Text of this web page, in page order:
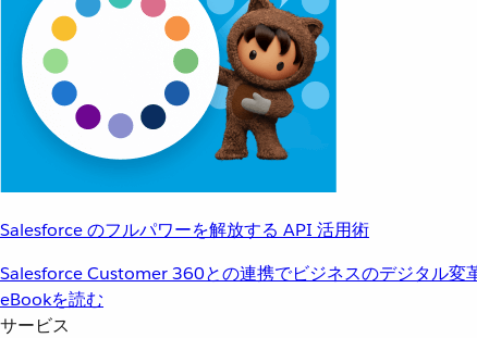
Salesforce のフルパワーを解放する API 活用術
Salesforce Customer 360との連携でビジネスのデジタル変
eBookを読む
サービス